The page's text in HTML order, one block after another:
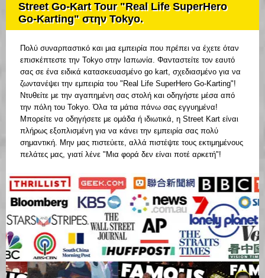
Street Go-Kart Tour "Real Life SuperHero
Go-Karting" στην Tokyo.
Πολύ συναρπαστικό και μια εμπειρία που πρέπει να έχετε όταν
επισκέπτεστε την Tokyo στην Ιαπωνία. Φανταστείτε τον εαυτό
σας σε ένα ειδικά κατασκευασμένο go kart, σχεδιασμένο για να
ζωντανέψει την εμπειρία του "Real Life SuperHero Go-Karting"!
Ντυθείτε με την αγαπημένη σας στολή και οδηγήστε μέσα από
την πόλη του Tokyo. Όλα τα μάτια πάνω σας εγγυημένα!
Μπορείτε να οδηγήσετε με ομάδα ή ιδιωτικά, η Street Kart είναι
πλήρως εξοπλισμένη για να κάνει την εμπειρία σας πολύ
σημαντική. Μην μας πιστεύετε, αλλά πιστέψτε τους εκτιμημένους
πελάτες μας, γιατί λένε "Μια φορά δεν είναι ποτέ αρκετή"!